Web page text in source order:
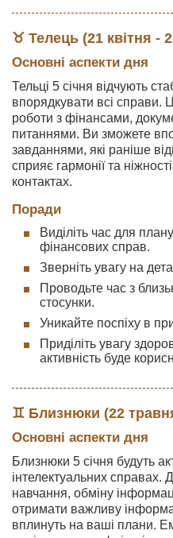
♉ Телець (21 квітня -
Основні аспекти дня
Тельці 5 січня відчують
впорядкувати всі справи.
роботи з фінансами,
питаннями. Ви зможете
завданнями, які раніше
сприяє гармонії та
контактах.
Поради
Виділіть час для
фінансових справ.
Зверніть увагу на
Проводьте час з
стосунки.
Уникайте поспіху в
Приділіть увагу
активність буде
♊ Близнюки (22
Основні аспекти дня
Близнюки 5 січня будуть
інтелектуальних справах.
навчання, обміну
отримати важливу
вплинуть на ваші плани.